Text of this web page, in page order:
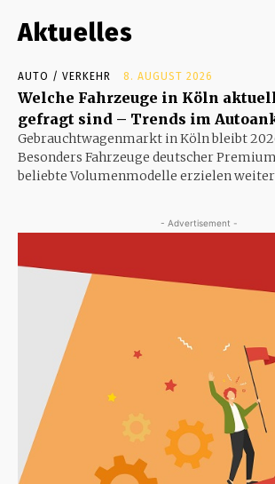
Aktuelles
AUTO / VERKEHR 8. AUGUST 2026
Welche Fahrzeuge in Köln
gefragt sind – Trends im
Gebrauchtwagenmarkt in Köln bleibt
Besonders Fahrzeuge deutscher
beliebte Volumenmodelle erzielen
- Advertisement -